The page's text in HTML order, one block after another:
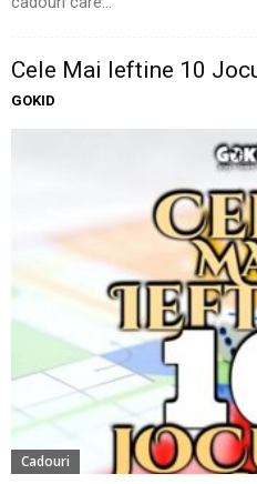
Cele Mai Ieftine 10
GOKID
Cadouri